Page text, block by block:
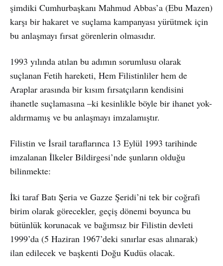
şimdiki Cumhurbaşkanı Mahmud Abbas’a (Ebu Mazen)
karşı bir hakaret ve suçlama kampanyası yürütmek için
bu anlaşmayı fırsat görenlerin olmasıdır.
1993 yılında atılan bu adımın sorumlusu olarak
suçlanan Fetih hareketi, Hem Filistinliler hem de
Araplar arasında bir kısım fırsatçıların kendisini
ihanetle suçlamasına –ki kesinlikle böyle bir ihanet yok-
aldırmamış ve bu anlaşmayı imzalamıştır.
Filistin ve İsrail taraflarınca 13 Eylül 1993 tarihinde
imzalanan İlkeler Bildirgesi’nde şunların olduğu
bilinmekte:
İki taraf Batı Şeria ve Gazze Şeridi’ni tek bir coğrafi
birim olarak görecekler, geçiş dönemi boyunca bu
bütünlük korunacak ve bağımsız bir Filistin devleti
1999’da (5 Haziran 1967’deki sınırlar esas alınarak)
ilan edilecek ve başkenti Doğu Kudüs olacak.